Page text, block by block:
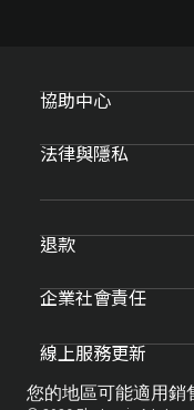
協助中心
法律與隱私
退款
企業社會責任
線上服務更新
您的地區可能適用銷